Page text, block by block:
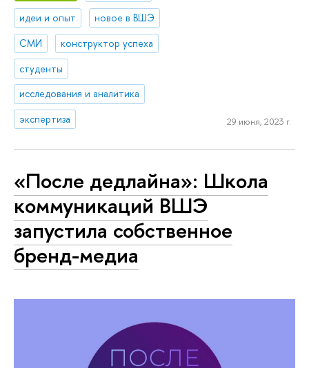
идеи и опыт
новое в ВШЭ
СМИ
конструктор успеха
студенты
исследования и аналитика
экспертиза
29 июня, 2023 г.
«После дедлайна»: Школа
коммуникаций ВШЭ
запустила собственное
бренд-медиа